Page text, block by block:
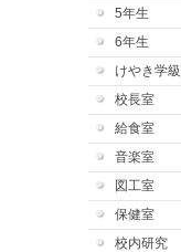
5年生
6年生
けやき学級
校長室
給食室
音楽室
図工室
保健室
校内研究